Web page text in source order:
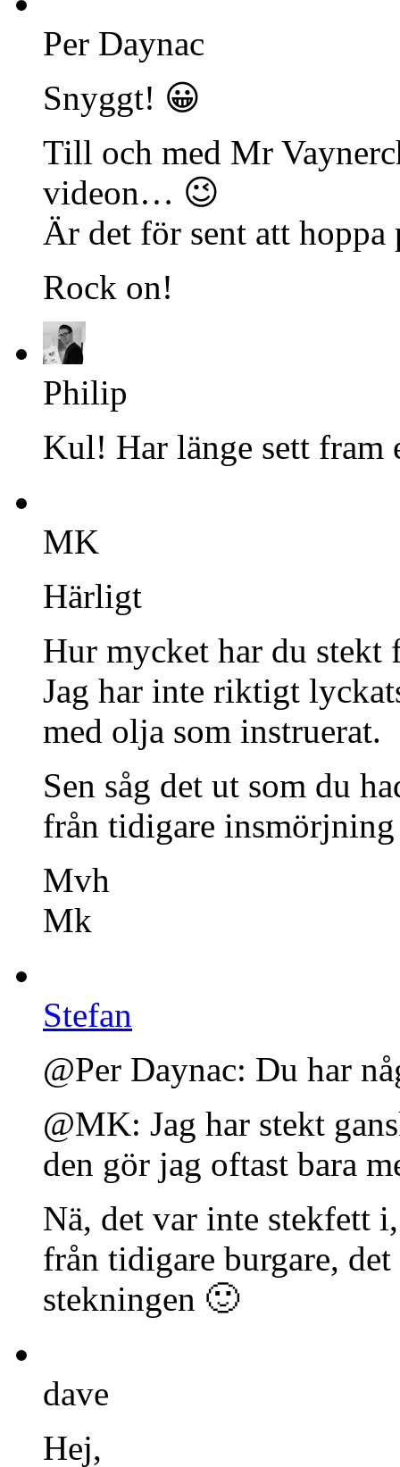
Per Daynac
Snyggt! 😀
Till och med Mr
videon… 😉
Är det för sent att hoppa
Rock on!
Philip
Kul! Har länge sett fram
MK
Härligt
Hur mycket har du stekt
Jag har inte riktigt
med olja som instruerat.
Sen såg det ut som du
från tidigare
Mvh
Mk
Stefan
@Per Daynac: Du har
@MK: Jag har stekt
den gör jag oftast bara
Nä, det var inte stekfett
från tidigare burgare,
stekningen 🙂
dave
Hej,